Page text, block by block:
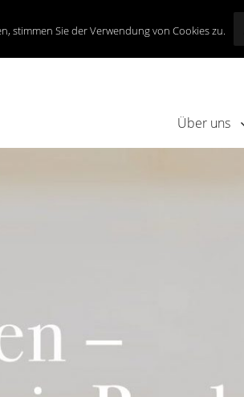
Über uns
stimmen Sie der Verwendung von Cookies zu.